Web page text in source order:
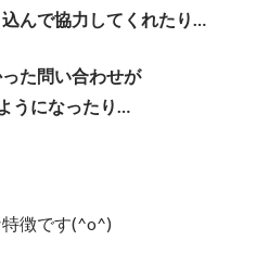
んで協力してくれたり…
た問い合わせが
うになったり…
徴です(^o^)